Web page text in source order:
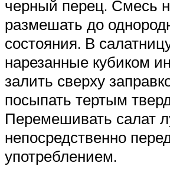
черный перец. Смесь
размешать до
состояния. В
нарезанные кубиком
залить сверху
посыпать тертым
Перемешивать салат
непосредственно
употреблением.